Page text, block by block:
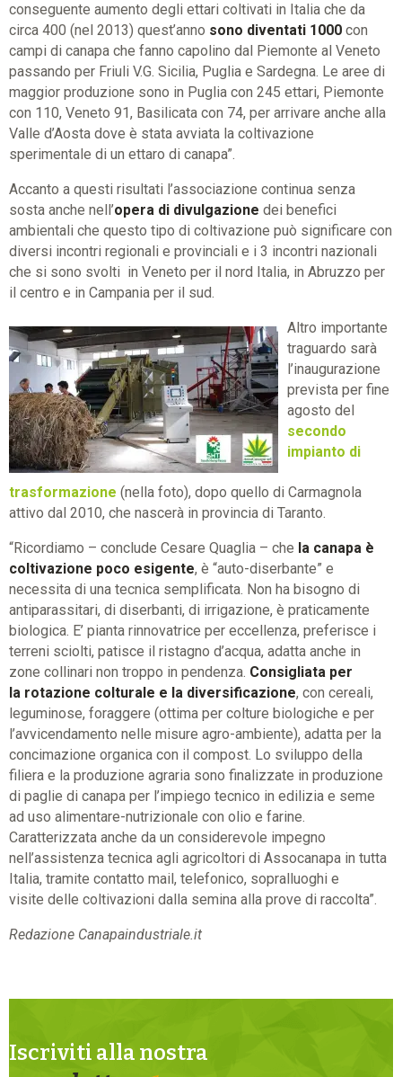
conseguente aumento degli ettari coltivati in Italia che da
circa 400 (nel 2013) quest’anno sono diventati 1000 con
campi di canapa che fanno capolino dal Piemonte al Veneto
passando per Friuli V.G. Sicilia, Puglia e Sardegna. Le aree di
maggior produzione sono in Puglia con 245 ettari, Piemonte
con 110, Veneto 91, Basilicata con 74, per arrivare anche alla
Valle d’Aosta dove è stata avviata la coltivazione
sperimentale di un ettaro di canapa”.
Accanto a questi risultati l’associazione continua senza
sosta anche nell’opera di divulgazione dei benefici
ambientali che questo tipo di coltivazione può significare con
diversi incontri regionali e provinciali e i 3 incontri nazionali
che si sono svolti in Veneto per il nord Italia, in Abruzzo per
il centro e in Campania per il sud.
Altro importante
traguardo sarà
l’inaugurazione
prevista per fine
agosto del
secondo
impianto di
trasformazione (nella foto), dopo quello di Carmagnola
attivo dal 2010, che nascerà in provincia di Taranto.
“Ricordiamo – conclude Cesare Quaglia – che la canapa è
coltivazione poco esigente, è “auto-diserbante” e
necessita di una tecnica semplificata. Non ha bisogno di
antiparassitari, di diserbanti, di irrigazione, è praticamente
biologica. E’ pianta rinnovatrice per eccellenza, preferisce i
terreni sciolti, patisce il ristagno d’acqua, adatta anche in
zone collinari non troppo in pendenza. Consigliata per
la rotazione colturale e la diversificazione, con cereali,
leguminose, foraggere (ottima per colture biologiche e per
l’avvicendamento nelle misure agro-ambiente), adatta per la
concimazione organica con il compost. Lo sviluppo della
filiera e la produzione agraria sono finalizzate in produzione
di paglie di canapa per l’impiego tecnico in edilizia e seme
ad uso alimentare-nutrizionale con olio e farine.
Caratterizzata anche da un considerevole impegno
nell’assistenza tecnica agli agricoltori di Assocanapa in tutta
Italia, tramite contatto mail, telefonico, sopralluoghi e
visite delle coltivazioni dalla semina alla prove di raccolta”.
Redazione Canapaindustriale.it
Iscriviti alla nostra